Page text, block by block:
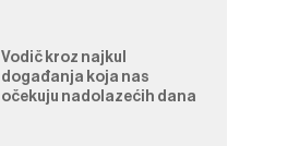
Vodič kroz najkul
događanja koja nas
očekuju nadolazećih dana